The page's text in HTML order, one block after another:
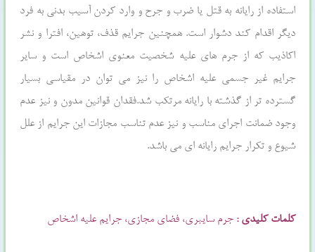
استفاده از رایانه به قتل یا ضرب و جرح و وارد کردن آسیب بدنی به فرد
دیگر اقدام کند دشوار است. همچنین جرایم قذف، توهین، افترا و نشر
اکاذیب که از جرم هاي علیه شخصیت معنوي اشخاص است و سایر
جرایم غیر جسمی علیه اشخاص را نیز می توان در مقیاسی بسیار
گسترده تر از گذشته با رایانه مرتکب شد.فقدان قوانین مدون و نیز عدم
وجود ضمانت اجراي مناسب و نیز عدم تناسب مجازات این جرایم از علل
شیوع و تکرار جرایم رایانه اي می باشد.
کلمات کلیدی : جرم سایبری، فضای مجازی، جرایم علیه اشخاص